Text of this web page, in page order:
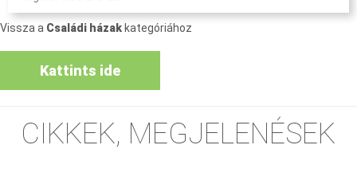
Vissza a Családi házak kategóriához
Kattints ide
CIKKEK, MEGJELENÉSEK